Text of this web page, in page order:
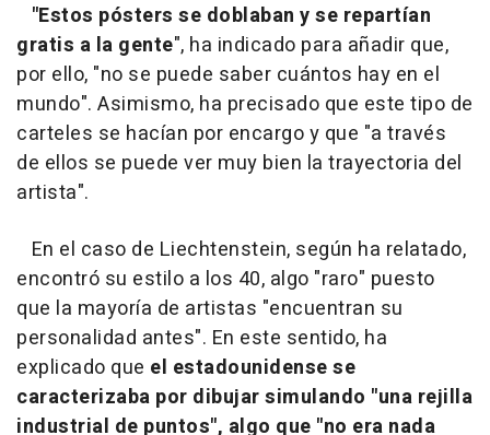
"Estos pósters se doblaban y se repartían
gratis a la gente", ha indicado para añadir que,
por ello, "no se puede saber cuántos hay en el
mundo". Asimismo, ha precisado que este tipo de
carteles se hacían por encargo y que "a través
de ellos se puede ver muy bien la trayectoria del
artista".
En el caso de Liechtenstein, según ha relatado,
encontró su estilo a los 40, algo "raro" puesto
que la mayoría de artistas "encuentran su
personalidad antes". En este sentido, ha
explicado que el estadounidense se
caracterizaba por dibujar simulando "una rejilla
industrial de puntos", algo que "no era nada